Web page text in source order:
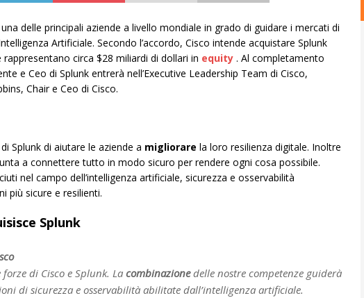
delle principali aziende a livello mondiale in grado di guidare i mercati di
Artificiale. Secondo l’accordo, Cisco intende acquistare Splunk
circa $28 miliardi di dollari in equity . Al completamento
e Ceo di Splunk entrerà nell’Executive Leadership Team di Cisco,
Chair e Ceo di Cisco.
Splunk di aiutare le aziende a migliorare la loro resilienza digitale. Inoltre
a connettere tutto in modo sicuro per rendere ogni cosa possibile.
nel campo dell’intelligenza artificiale, sicurezza e osservabilità
più sicure e resilienti.
Splunk
di Cisco e Splunk. La combinazionedelle nostre competenze guiderà
di sicurezza e osservabilità abilitate dall’intelligenza artificiale.